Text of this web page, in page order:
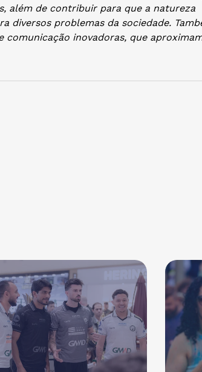
além de contribuir para que a natureza
diversos problemas da sociedade.
comunicação inovadoras, que